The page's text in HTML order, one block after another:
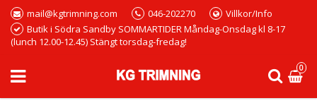
mail@kgtrimning.com 046-202270
Villkor/Info
Butik i Södra Sandby SOMMARTIDER Måndag-Onsdag kl 8-17
(lunch 12.00-12.45) Stängt torsdag-fredag!
0